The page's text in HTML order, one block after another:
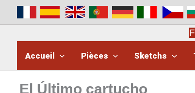
contenu
Accueil Pièces Sketchs
El Último cartucho